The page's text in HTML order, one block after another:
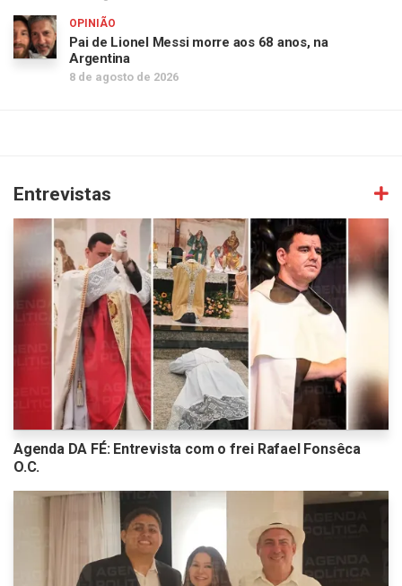
OPINIÃO
Pai de Lionel Messi morre aos 68 anos, na
Argentina
8 de agosto de 2026
Entrevistas
Agenda DA FÉ: Entrevista com o frei Rafael Fonsêca
O.C.